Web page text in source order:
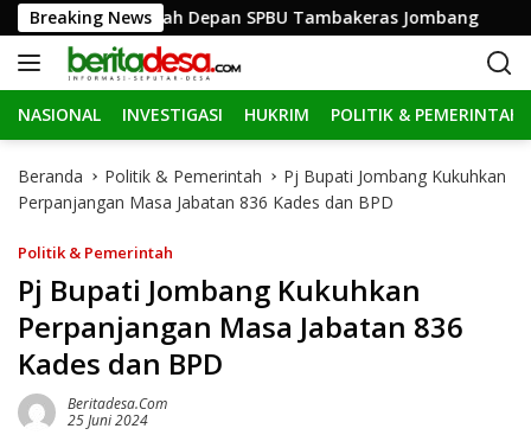
a
g
u
Breaking News
Parah Depan SPBU Tambakeras Jombang
NASIONAL INVESTIGASI HUKRIM POLITIK & PEMERINTAH
Beranda Politik & Pemerintah
Pj Bupati Jombang Kukuhkan
Perpanjangan Masa Jabatan 836 Kades dan BPD
Politik & Pemerintah
Pj Bupati Jombang Kukuhkan
Perpanjangan Masa Jabatan 836
Kades dan BPD
Beritadesa.com
25 Juni 2024